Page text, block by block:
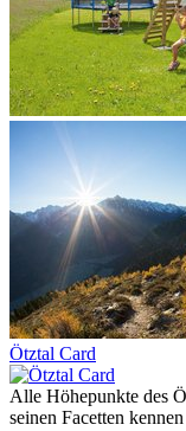
Ötztal Card
Alle Höhepunkte des
seinen Facetten